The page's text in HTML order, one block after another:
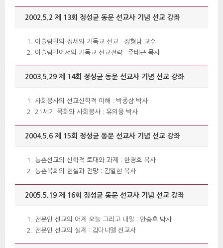
2002.5.2 제 13회 정성균 동문 선교사 기념 선교 강좌
이슬람권의 정세와 기독교 선교 : 정형남 교수
이슬람권에서의 기독교 선교전략 : 주태근 목사
2003.5.29 제 14회 정성균 동문 선교사 기념 선교 강좌
사회봉사의 선교신학적 이해 : 박종삼 박사
21세기 목회와 사회봉사 : 유의웅 박사
2004.5.6 제 15회 정성균 동문 선교사 기념 선교 강좌
농촌선교의 신학적 토대와 과제 : 한경호 목사
농촌목회의 현실과 전망 : 김일현 목사
2005.5.19 제 16회 정성균 동문 선교사 기념 선교 강좌
전문인 선교의 어제 오늘 그리고 내일 : 안승호 박사
전문인 선교의 실제 : 김다니엘 선교사